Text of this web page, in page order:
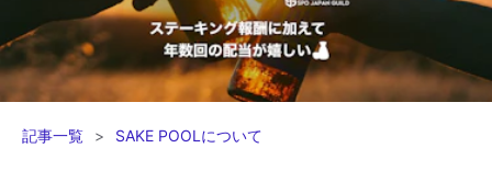
記事一覧 SAKE POOLについて